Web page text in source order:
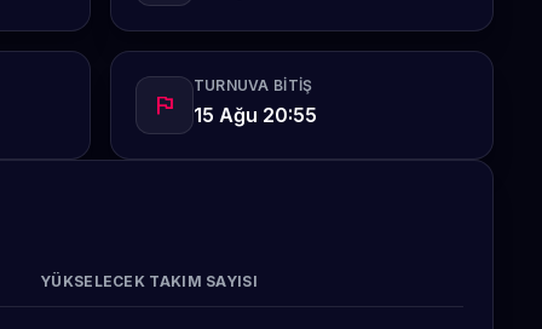
flag
TURNUVA BITIŞ
15 Ağu 20:55
YÜKSELECEK TAKIM SAYISI